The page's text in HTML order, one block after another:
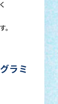
。
ラミ